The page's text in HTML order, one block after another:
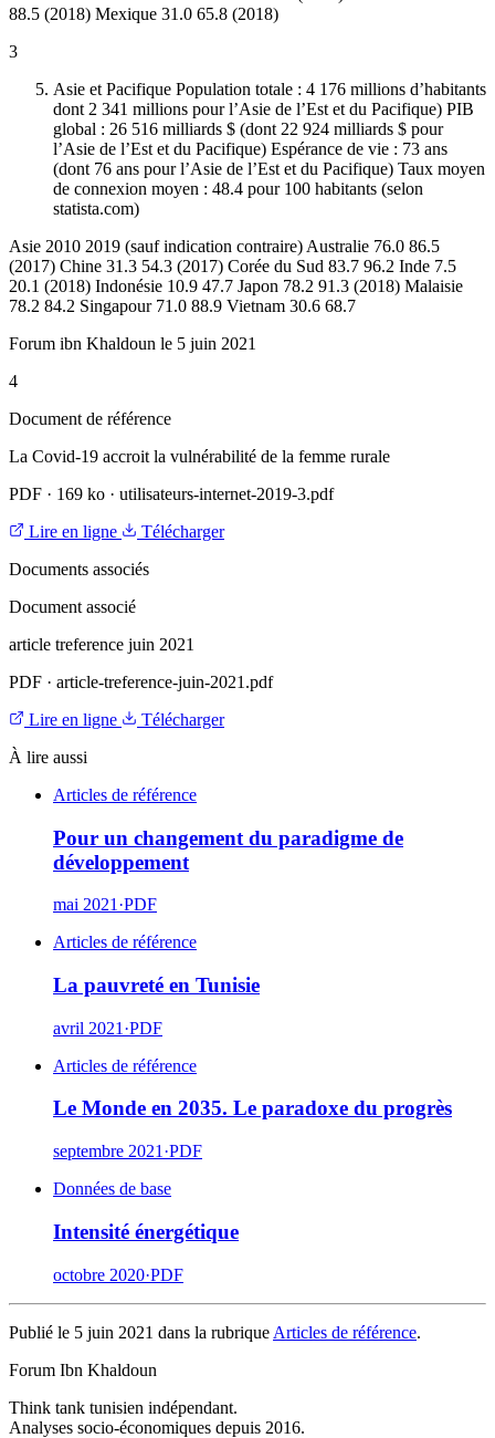
88.5 (2018) Mexique 31.0 65.8 (2018)
3
Asie et Pacifique Population totale : 4 176 millions d’habitants
dont 2 341 millions pour l’Asie de l’Est et du Pacifique) PIB
global : 26 516 milliards $ (dont 22 924 milliards $ pour
l’Asie de l’Est et du Pacifique) Espérance de vie : 73 ans
(dont 76 ans pour l’Asie de l’Est et du Pacifique) Taux moyen
de connexion moyen : 48.4 pour 100 habitants (selon
statista.com)
Asie 2010 2019 (sauf indication contraire) Australie 76.0 86.5
(2017) Chine 31.3 54.3 (2017) Corée du Sud 83.7 96.2 Inde 7.5
20.1 (2018) Indonésie 10.9 47.7 Japon 78.2 91.3 (2018) Malaisie
78.2 84.2 Singapour 71.0 88.9 Vietnam 30.6 68.7
Forum ibn Khaldoun le 5 juin 2021
4
Document de référence
La Covid-19 accroit la vulnérabilité de la femme rurale
PDF · 169 ko · utilisateurs-internet-2019-3.pdf
Lire en ligne
Télécharger
Documents associés
Document associé
article treference juin 2021
PDF · article-treference-juin-2021.pdf
Lire en ligne
Télécharger
À lire aussi
Articles de référence
Pour un changement du paradigme de
développement
mai 2021 ·PDF
Articles de référence
La pauvreté en Tunisie
avril 2021 ·PDF
Articles de référence
Le Monde en 2035. Le paradoxe du progrès
septembre 2021 ·PDF
Données de base
Intensité énergétique
octobre 2020·PDF
Publié le 5 juin 2021 dans la rubrique Articles de référence.
Forum Ibn Khaldoun
Think tank tunisien indépendant.
Analyses socio-économiques depuis 2016.